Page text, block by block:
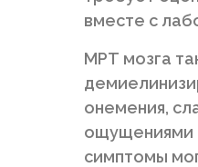
вместе с
МРТ мозга
онемения,
ощущениями
симптомы